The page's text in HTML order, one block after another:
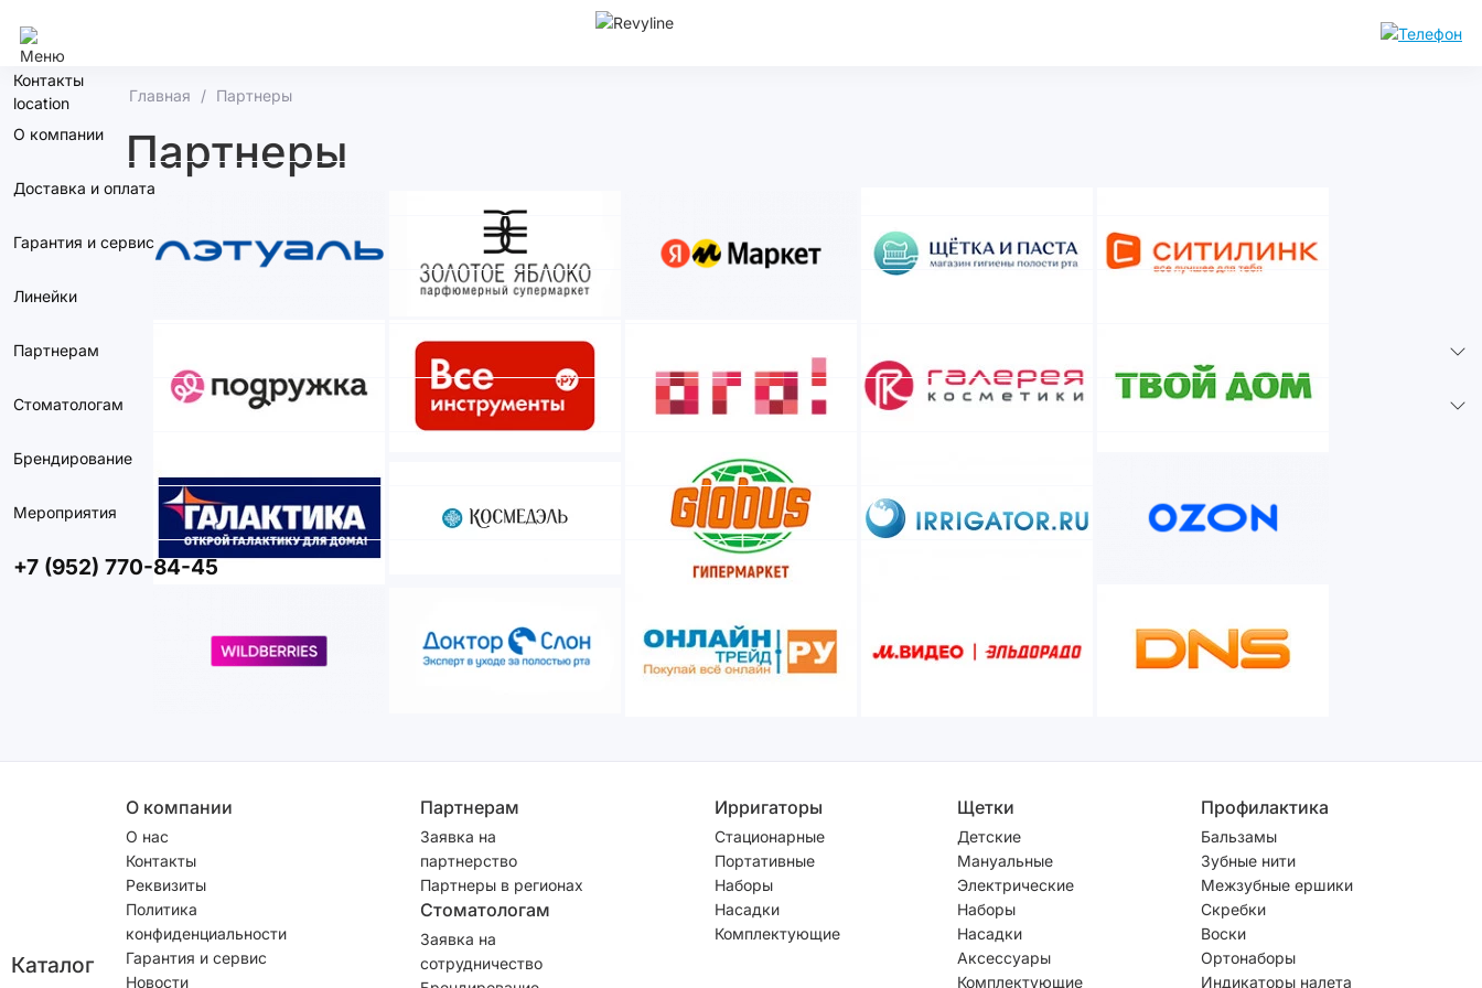
Контакты
О компании
Доставка и оплата
Гарантия и сервис
Линейки
Партнерам
Стоматологам
Брендирование
Мероприятия
+7 (952) 770-84-45
Каталог
Главная Партнеры
Партнеры
О компании
О нас
Контакты
Реквизиты
Политика
конфиденциальности
Гарантия и сервис
Новости
Партнерам
Заявка на
партнерство
Партнеры в регионах
Стоматологам
Заявка на
сотрудничество
Ирригаторы
Стационарные
Портативные
Наборы
Насадки
Комплектующие
Щетки
Детские
Мануальные
Электрические
Наборы
Насадки
Аксессуары
Комплектующие
Профилактика
Бальзамы
Зубные нити
Межзубные ершики
Скребки
Воски
Ортонаборы
Индикаторы налета